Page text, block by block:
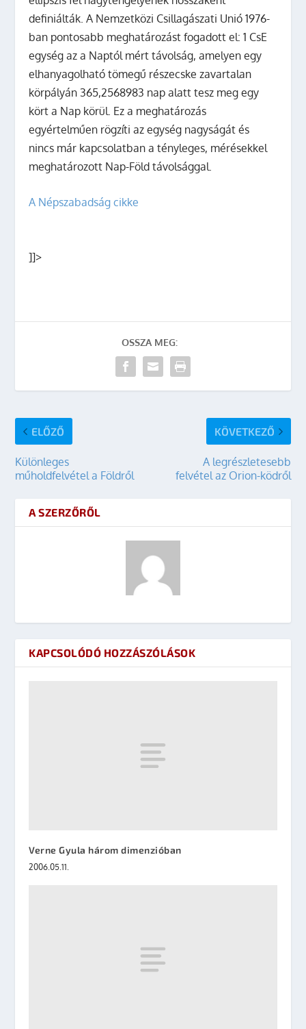
definiálták. A Nemzetközi Csillagászati Unió 1976-
ban pontosabb meghatározást fogadott el: 1 CsE
egység az a Naptól mért távolság, amelyen egy
elhanyagolható tömegű részecske zavartalan
körpályán 365,2568983 nap alatt tesz meg egy
kört a Nap körül. Ez a meghatározás
egyértelműen rögzíti az egység nagyságát és
nincs már kapcsolatban a tényleges, mérésekkel
meghatározott Nap-Föld távolsággal.
A Népszabadság cikke
]]>
OSSZA MEG:
ELŐZŐ
Különleges
műholdfelvétel a Földről
KÖVETKEZŐ
A legrészletesebb
felvétel az Orion-ködről
A SZERZŐRŐL
KAPCSOLÓDÓ HOZZÁSZÓLÁSOK
Verne Gyula három dimenzióban
2006.05.11.